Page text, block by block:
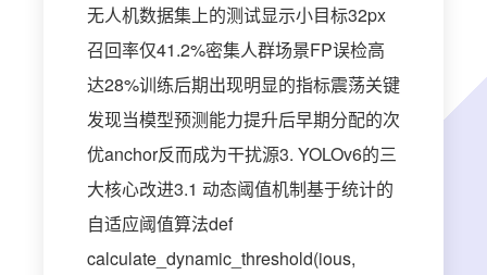
无人机数据集上的测试显示小目标32px
召回率仅41.2%密集人群场景FP误检高
达28%训练后期出现明显的指标震荡关键
发现当模型预测能力提升后早期分配的次
优anchor反而成为干扰源3. YOLOv6的三
大核心改进3.1 动态阈值机制基于统计的
自适应阈值算法def
calculate_dynamic_threshold(ious,